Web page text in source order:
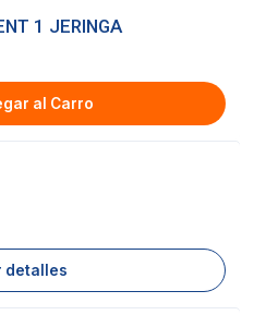
1 JERINGA
al Carro
detalles